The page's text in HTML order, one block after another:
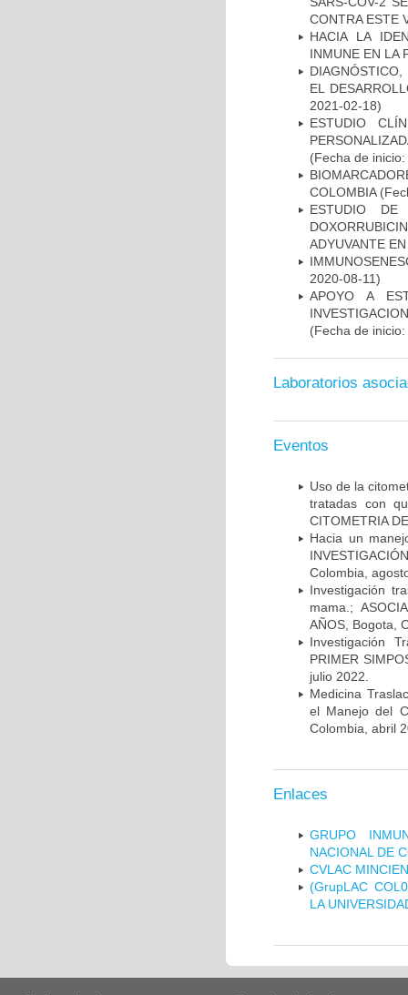
CONTRA ESTE
HACIA LA
INMUNE EN LA
EL
2021-02-18)
ESTUDIO
(Fecha de
COLOMBIA
ESTUDIO DE
ADYUVANTE
2020-08-11)
APOYO A
(Fecha de
Laboratorios
Eventos
Uso de la
tratadas con
CITOMETRIA
Hacia un
Colombia,
Investigación
mama.;
AÑOS, Bogota,
Investigación
PRIMER
julio 2022.
Medicina
el Manejo del
Colombia, abril
Enlaces
GRUPO
NACIONAL DE
CVLAC
(GrupLAC
LA